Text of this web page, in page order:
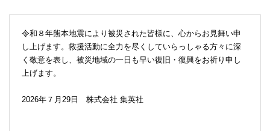
令和８年熊本地震により被災された皆様に、心からお見舞い申
し上げます。救援活動に全力を尽くしていらっしゃる方々に深
く敬意を表し、被災地域の一日も早い復旧・復興をお祈り申し
上げます。
2026年７月29日 株式会社 集英社